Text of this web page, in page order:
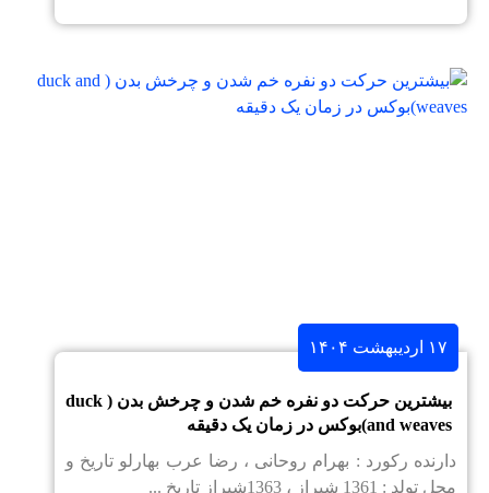
۱۷ اردیبهشت ۱۴۰۴
بیشترین حرکت دو نفره خم شدن و چرخش بدن ( duck
and weaves)بوکس در زمان یک دقیقه
دارنده رکورد : بهرام روحانی ، رضا عرب بهارلو تاریخ و
محل تولد : 1361 شیراز ، 1363شیراز تاریخ ...